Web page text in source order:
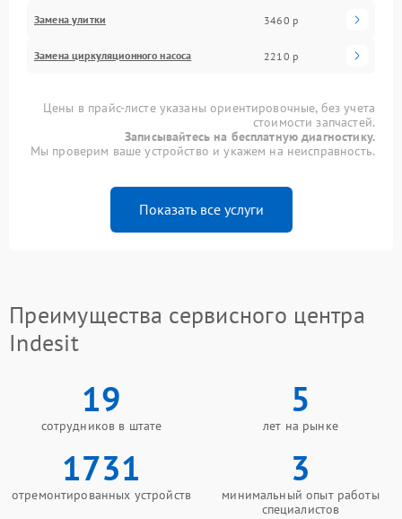
Замена улитки 3460 р
Замена циркуляционного насоса 2210 р
Цены в прайс-листе указаны ориентировочные, без учета
стоимости запчастей.
Записывайтесь на бесплатную диагностику.
Мы проверим ваше устройство и укажем на неисправность.
Показать все услуги
Преимущества сервисного центра
Indesit
19
сотрудников в штате
5
лет на рынке
1731
отремонтированных устройств
3
минимальный опыт работы
специалистов